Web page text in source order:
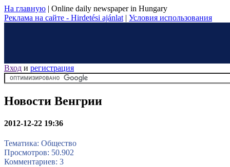
На главную | Online daily newspaper in Hungary
Реклама на сайте - Hirdetési ajánlat | Условия использования
Вход и регистрация
Новости Венгрии
2012-12-22 19:36
Тематика: Общество
Просмотров: 50.902
Комментариев: 3